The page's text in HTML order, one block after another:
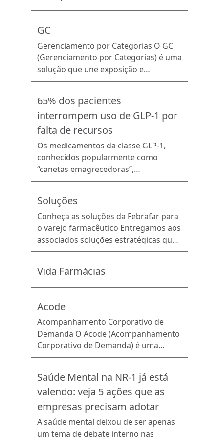
associados no mercado e inovar no
o Brasil por meio de um modelo de
negócios baseado na prosperidade
coletiva – […]
GC
Gerenciamento por Categorias O GC
(Gerenciamento por Categorias) é uma
solução que une exposição e
sortimento ideal de uma determinada
gerenciamento estratégico. Com a
ajuda do GC, a rede associada coloca o
produto certo no lugar certo,
cliente e tornando o autosserviço de
cada […]
65% dos pacientes
interrompem uso de GLP-1 por
falta de recursos
Os medicamentos da classe GLP-1,
conhecidos popularmente como
“canetas emagrecedoras”,
consolidaram-se como uma das
área da saúde, impactando o
tratamento do diabetes tipo 2, da
obesidade e de diversas doenças
cardiometabólicas. Porém, apesar dos
benefícios clínicos reconhecidos pelos
acesso e a continuidade do
tratamento […]
Soluções
Conheça as soluções da Febrafar para
o varejo farmacêutico Entregamos aos
associados soluções estratégicas que
possiblitam a digitalização
aumentam sua competitividade no
mercado. Entenda como cada solução
Vida Farmácias
Acode
Acompanhamento Corporativo de
Demanda O Acode (Acompanhamento
Corporativo de Demanda) é uma
solução que capta de forma
transações de compra realizadas pelas
farmácias associadas à rede,
possibilitando rápida visualização e
análise segura da performance da loja
em comparação ao mercado. A partir
Saúde Mental na NR-1 já está
valendo: veja 5 ações que as
empresas precisam adotar
A saúde mental deixou de ser apenas
um tema de debate interno nas